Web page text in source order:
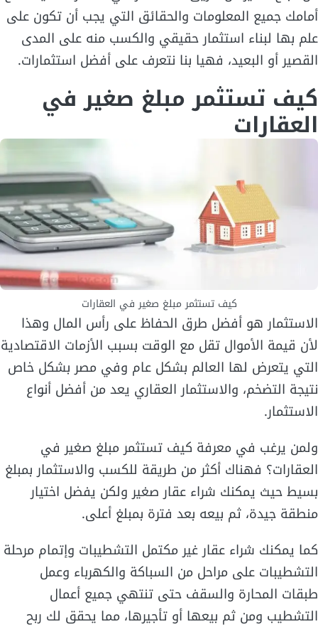
أمامك جميع المعلومات والحقائق التي يجب أن تكون على
علم بها لبناء استثمار حقيقي والكسب منه على المدى
القصير أو البعيد، فهيا بنا نتعرف على أفضل استثمارات.
كيف تستثمر مبلغ صغير في
العقارات
كيف تستثمر مبلغ صغير في العقارات
الاستثمار هو أفضل طرق الحفاظ على رأس المال وهذا
لأن قيمة الأموال تقل مع الوقت بسبب الأزمات الاقتصادية
التي يتعرض لها العالم بشكل عام وفي مصر بشكل خاص
نتيجة التضخم، والاستثمار العقاري يعد من أفضل أنواع
الاستثمار.
ولمن يرغب في معرفة كيف تستثمر مبلغ صغير في
العقارات؟ فهناك أكثر من طريقة للكسب والاستثمار بمبلغ
بسيط حيث يمكنك شراء عقار صغير ولكن يفضل اختيار
منطقة جيدة، ثم بيعه بعد فترة بمبلغ أعلى.
كما يمكنك شراء عقار غير مكتمل التشطيبات وإتمام مرحلة
التشطيبات على مراحل من السباكة والكهرباء وعمل
طبقات المحارة والسقف حتى تنتهي جميع أعمال
التشطيب ومن ثم بيعها أو تأجيرها، مما يحقق لك ربح